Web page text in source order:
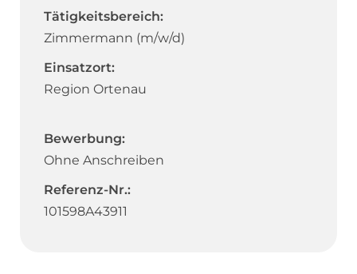
Tätigkeitsbereich:
Zimmermann (m/w/d)
Einsatzort:
Region Ortenau
Bewerbung:
Ohne Anschreiben
Referenz-Nr.:
101598A43911